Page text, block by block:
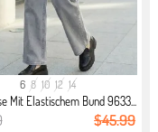
6 8 10 12 14
Mit Elastischem Bund 9633...
$45.99